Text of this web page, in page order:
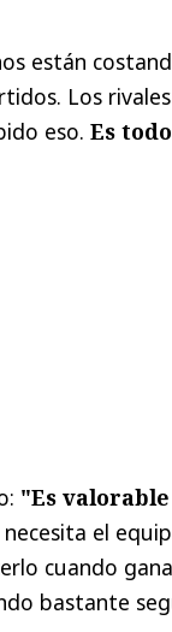
están
Los
eso. Es
"Es
el
cuando
bastante